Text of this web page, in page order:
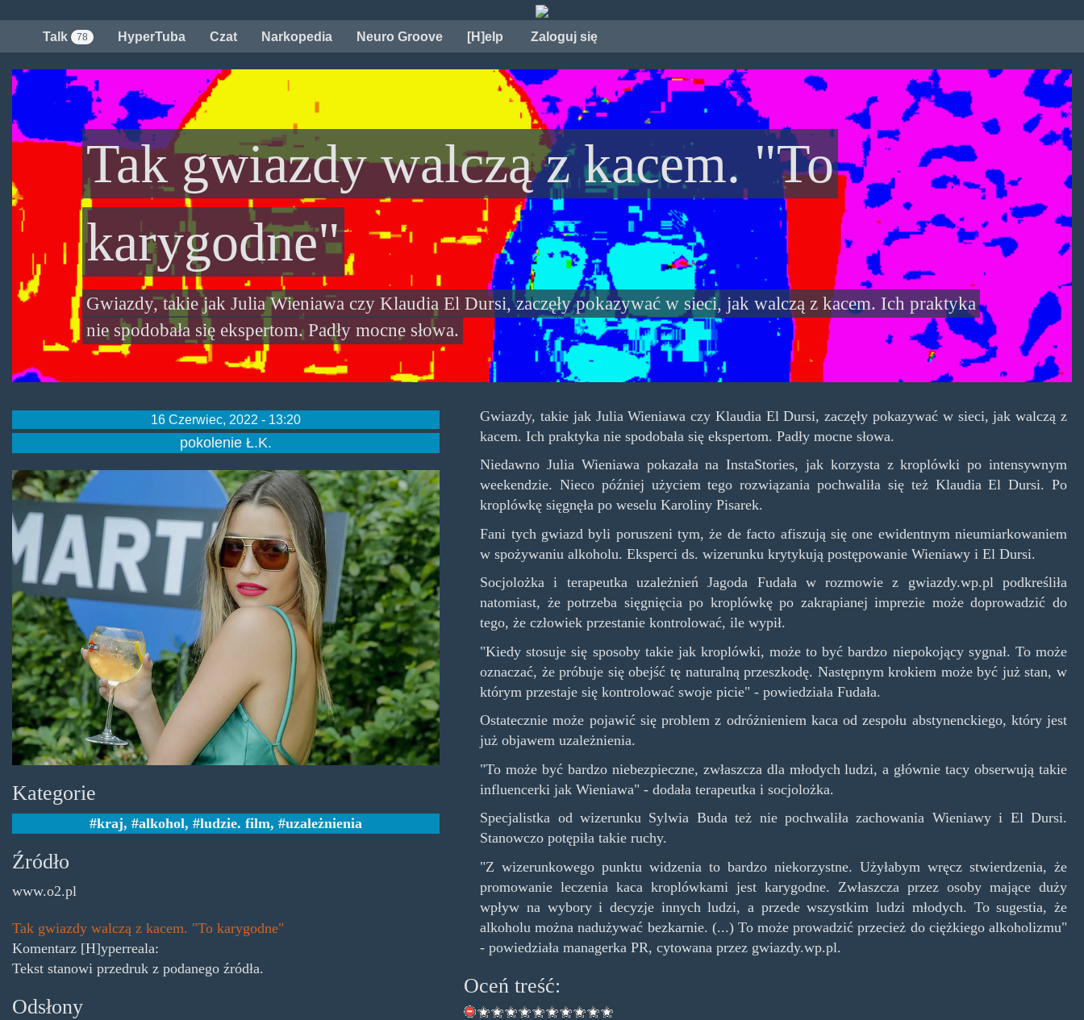
treści
Talk 78 HyperTuba Czat Narkopedia Neuro Groove [H]elp Zaloguj się
Tak gwiazdy walczą z kacem. "To
karygodne"
Gwiazdy, takie jak Julia Wieniawa czy Klaudia El Dursi, zaczęły pokazywać w sieci, jak walczą z kacem. Ich praktyka
nie spodobała się ekspertom. Padły mocne słowa.
16 Czerwiec, 2022 - 13:20
pokolenie Ł.K.
wieniawa.jpg
Kategorie
kraj, alkohol, ludzie. film, uzależnienia
Źródło
www.o2.pl
Tak gwiazdy walczą z kacem. "To karygodne"
Komentarz [H]yperreala:
Tekst stanowi przedruk z podanego źródła.
Odsłony
Gwiazdy, takie jak Julia Wieniawa czy Klaudia El Dursi, zaczęły pokazywać w sieci, jak walczą z
kacem. Ich praktyka nie spodobała się ekspertom. Padły mocne słowa.
Niedawno Julia Wieniawa pokazała na InstaStories, jak korzysta z kroplówki po intensywnym
weekendzie. Nieco później użyciem tego rozwiązania pochwaliła się też Klaudia El Dursi. Po
kroplówkę sięgnęła po weselu Karoliny Pisarek.
Fani tych gwiazd byli poruszeni tym, że de facto afiszują się one ewidentnym nieumiarkowaniem
w spożywaniu alkoholu. Eksperci ds. wizerunku krytykują postępowanie Wieniawy i El Dursi.
Socjolożka i terapeutka uzależnień Jagoda Fudała w rozmowie z gwiazdy.wp.pl podkreśliła
natomiast, że potrzeba sięgnięcia po kroplówkę po zakrapianej imprezie może doprowadzić do
tego, że człowiek przestanie kontrolować, ile wypił.
"Kiedy stosuje się sposoby takie jak kroplówki, może to być bardzo niepokojący sygnał. To może
oznaczać, że próbuje się obejść tę naturalną przeszkodę. Następnym krokiem może być już stan, w
którym przestaje się kontrolować swoje picie" - powiedziała Fudała.
Ostatecznie może pojawić się problem z odróżnieniem kaca od zespołu abstynenckiego, który jest
już objawem uzależnienia.
"To może być bardzo niebezpieczne, zwłaszcza dla młodych ludzi, a głównie tacy obserwują takie
influencerki jak Wieniawa" - dodała terapeutka i socjolożka.
Specjalistka od wizerunku Sylwia Buda też nie pochwaliła zachowania Wieniawy i El Dursi.
Stanowczo potępiła takie ruchy.
"Z wizerunkowego punktu widzenia to bardzo niekorzystne. Użyłabym wręcz stwierdzenia, że
promowanie leczenia kaca kroplówkami jest karygodne. Zwłaszcza przez osoby mające duży
wpływ na wybory i decyzje innych ludzi, a przede wszystkim ludzi młodych. To sugestia, że
alkoholu można nadużywać bezkarnie. (...) To może prowadzić przecież do ciężkiego alkoholizmu"
- powiedziała managerka PR, cytowana przez gwiazdy.wp.pl.
Oceń treść: